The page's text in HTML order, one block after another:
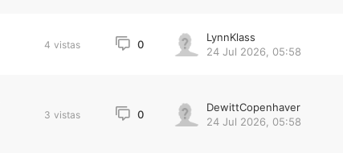
4 vistas 0
LynnKlass
24 Jul 2026, 05:58
3 vistas 0
DewittCopenhaver
24 Jul 2026, 05:58